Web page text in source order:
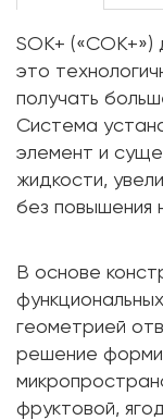
SOK+ («СОК+»)
это
получать
Система
элемент и
жидкости,
без повышения
В основе
геометрией
решение
фруктовой,